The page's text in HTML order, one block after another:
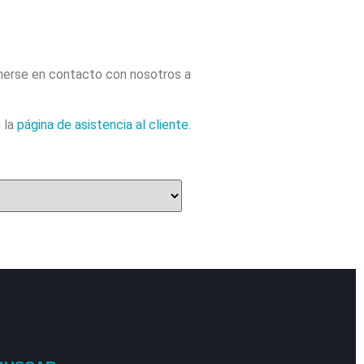
en contacto con nosotros a
la página de asistencia al cliente.